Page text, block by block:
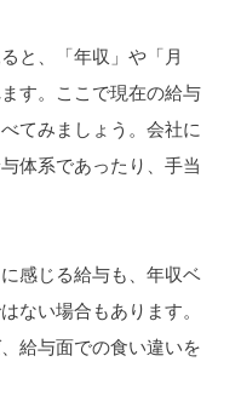
と、「年収」や「月
す。ここで現在の給与
てみましょう。会社に
体系であったり、手当
感じる給与も、年収ベ
ない場合もあります。
給与面での食い違いを